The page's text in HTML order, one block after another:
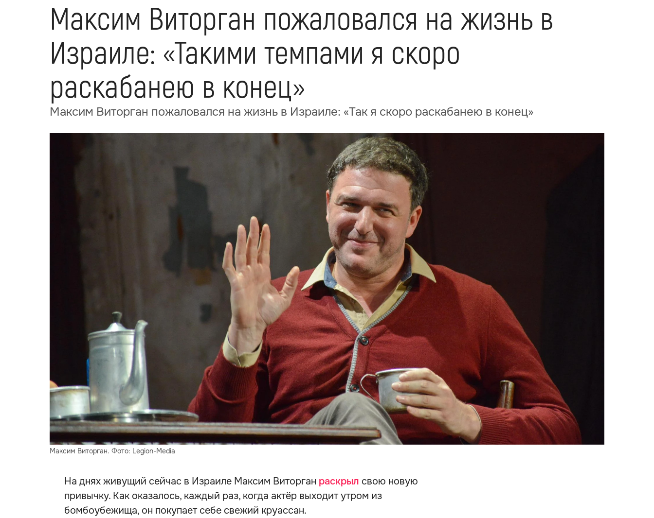
Максим Виторган пожаловался на жизнь в
Израиле: «Такими темпами я скоро
раскабанею в конец»
Максим Виторган пожаловался на жизнь в Израиле: «Так я скоро раскабанею в конец»
Максим Виторган. Фото: Legion-Media
На днях живущий сейчас в Израиле Максим Виторган раскрыл свою новую
привычку. Как оказалось, каждый раз, когда актёр выходит утром из
бомбоубежища, он покупает себе свежий круассан.